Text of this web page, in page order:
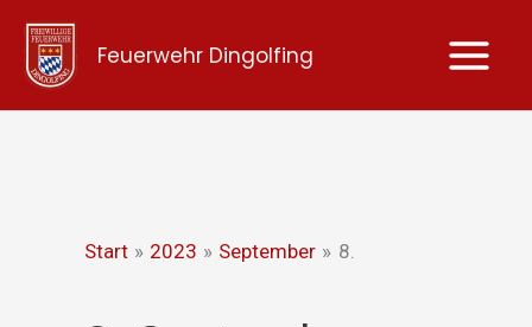
Zum
Inhalt
springen
Feuerwehr Dingolfing
Start 2023 September 8.